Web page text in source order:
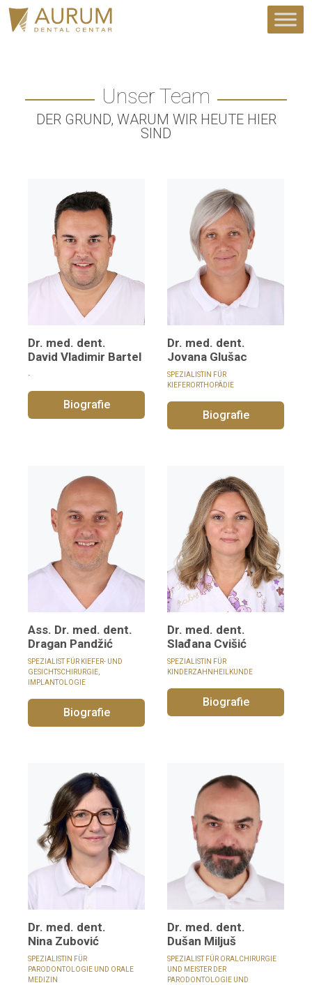
Unser Team
DER GRUND, WARUM WIR HEUTE HIER
SIND
Dr. med. dent.
David Vladimir Bartel
‑
Biografie
Dr. med. dent.
Jovana Glušac
SPEZIALISTIN FÜR
KIEFERORTHOPÄDIE
Biografie
Ass. Dr. med. dent.
Dragan Pandžić
SPEZIALIST FÜR KIEFER- UND
GESICHTSCHIRURGIE,
IMPLANTOLOGIE
Biografie
Dr. med. dent.
Slađana Cvišić
SPEZIALISTIN FÜR
KINDERZAHNHEILKUNDE
Biografie
Dr. med. dent.
Nina Zubović
SPEZIALISTIN FÜR
PARODONTOLOGIE UND ORALE
MEDIZIN
Dr. med. dent.
Dušan Miljuš
SPEZIALIST FÜR ORALCHIRURGIE
UND MEISTER DER
PARODONTOLOGIE UND